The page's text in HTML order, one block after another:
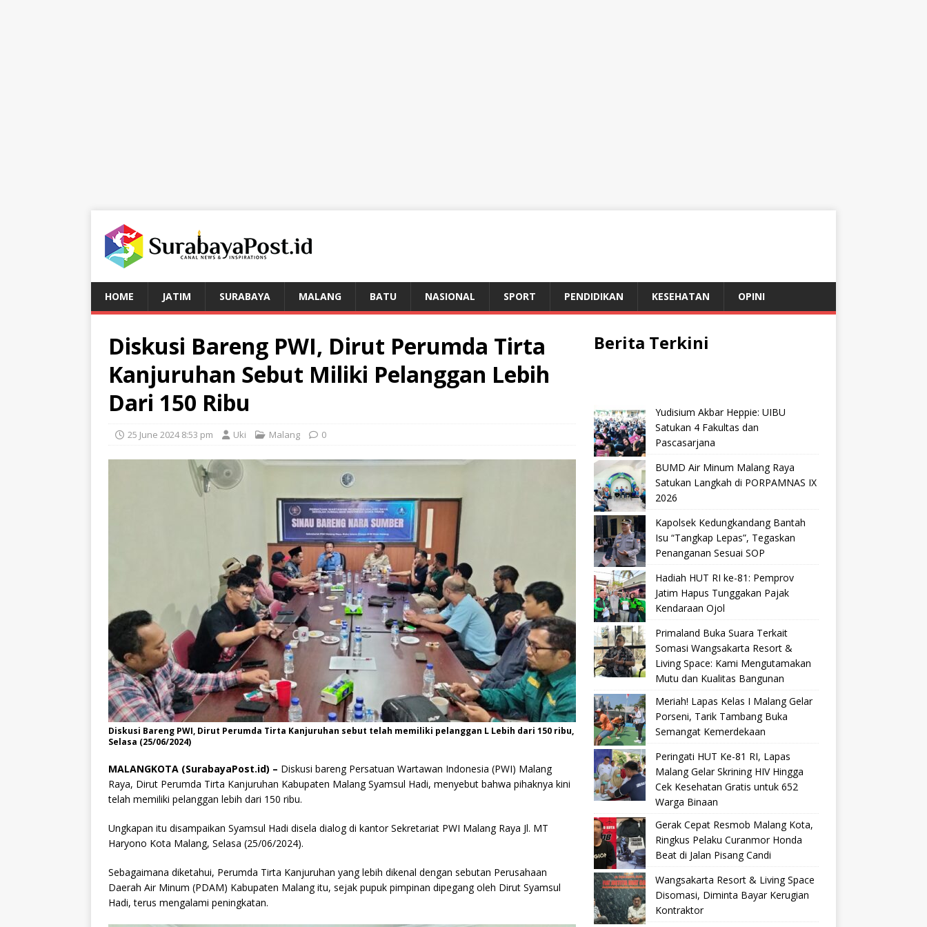
HOME JATIM SURABAYA MALANG BATU NASIONAL SPORT PENDIDIKAN KESEHATAN OPINI
Diskusi Bareng PWI, Dirut Perumda Tirta
Kanjuruhan Sebut Miliki Pelanggan Lebih
Dari 150 Ribu
25 June 2024 8:53 pm Uki Malang 0
Diskusi Bareng PWI, Dirut Perumda Tirta Kanjuruhan sebut telah memiliki pelanggan L Lebih dari 150 ribu,
Selasa (25/06/2024)
MALANGKOTA (SurabayaPost.id) – Diskusi bareng Persatuan Wartawan Indonesia (PWI) Malang
Raya, Dirut Perumda Tirta Kanjuruhan Kabupaten Malang Syamsul Hadi, menyebut bahwa pihaknya kini
telah memiliki pelanggan lebih dari 150 ribu.
Ungkapan itu disampaikan Syamsul Hadi disela dialog di kantor Sekretariat PWI Malang Raya Jl. MT
Haryono Kota Malang, Selasa (25/06/2024).
Sebagaimana diketahui, Perumda Tirta Kanjuruhan yang lebih dikenal dengan sebutan Perusahaan
Daerah Air Minum (PDAM) Kabupaten Malang itu, sejak pupuk pimpinan dipegang oleh Dirut Syamsul
Hadi, terus mengalami peningkatan.
Berita Terkini
Yudisium Akbar Heppie: UIBU
Satukan 4 Fakultas dan
Pascasarjana
BUMD Air Minum Malang Raya
Satukan Langkah di PORPAMNAS IX
2026
Kapolsek Kedungkandang Bantah
Isu “Tangkap Lepas”, Tegaskan
Penanganan Sesuai SOP
Hadiah HUT RI ke-81: Pemprov
Jatim Hapus Tunggakan Pajak
Kendaraan Ojol
Primaland Buka Suara Terkait
Somasi Wangsakarta Resort &
Living Space: Kami Mengutamakan
Mutu dan Kualitas Bangunan
Meriah! Lapas Kelas I Malang Gelar
Porseni, Tarik Tambang Buka
Semangat Kemerdekaan
Peringati HUT Ke-81 RI, Lapas
Malang Gelar Skrining HIV Hingga
Cek Kesehatan Gratis untuk 652
Warga Binaan
Gerak Cepat Resmob Malang Kota,
Ringkus Pelaku Curanmor Honda
Beat di Jalan Pisang Candi
Wangsakarta Resort & Living Space
Disomasi, Diminta Bayar Kerugian
Kontraktor